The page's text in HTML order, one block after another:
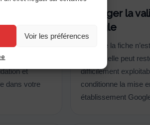
Voir les préférences
site
Toute
et
dans votre
Négliger la
Google
Tant que la fiche
validée, elle peut
difficilement
conditionne la mise
établissement